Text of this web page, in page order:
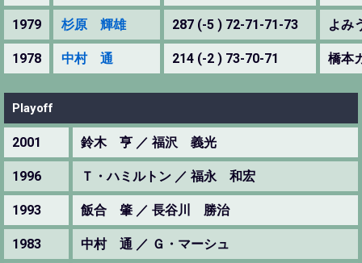
1979 杉原 輝雄 287 (-5 ) 72-71-71-73 よみ
1978 中村 通 214 (-2 ) 73-70-71 橋本
Playoff
2001 鈴木 亨 ／ 福沢 義光
1996 Ｔ・ハミルトン ／ 福永 和宏
1993 飯合 肇 ／ 長谷川 勝治
1983 中村 通 ／ Ｇ・マーシュ